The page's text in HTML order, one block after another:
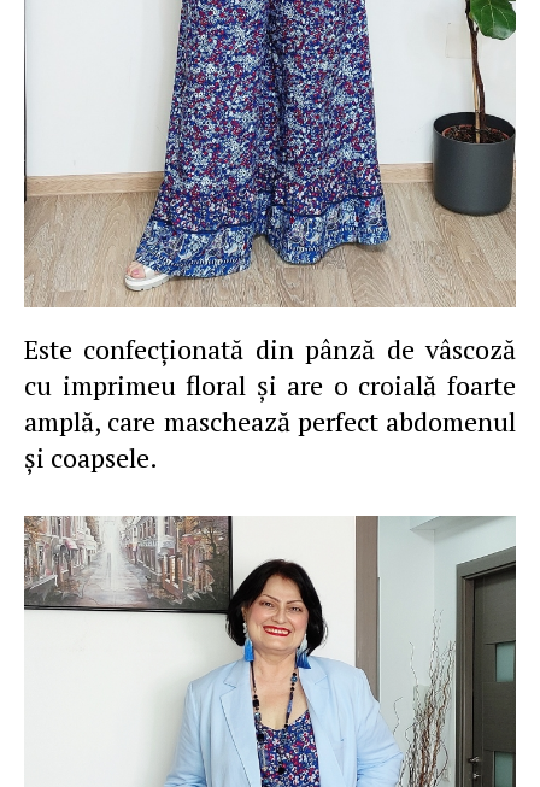
Este confecţionată din pânză de vâscoză
cu imprimeu floral şi are o croială foarte
amplă, care maschează perfect abdomenul
şi coapsele.